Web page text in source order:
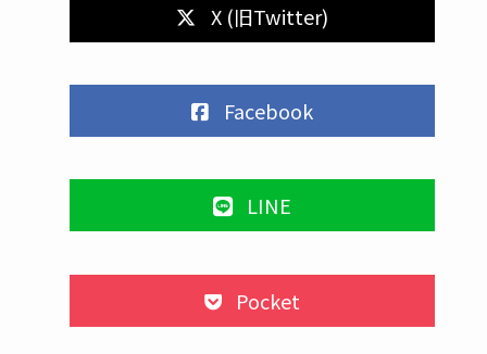
X (旧Twitter)
Facebook
LINE
Pocket